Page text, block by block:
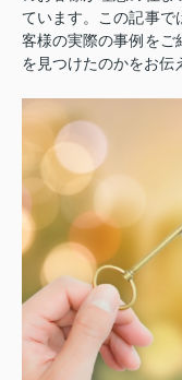
ています。この記事で
客様の実際の事例をご
を見つけたのかをお伝